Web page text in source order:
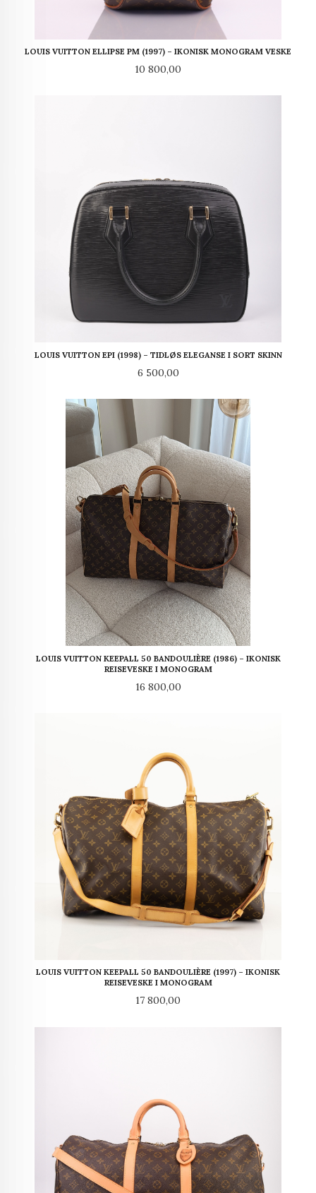
LOUIS VUITTON ELLIPSE PM (1997) – IKONISK MONOGRAM VESKE
Pris
10 800,00
LOUIS VUITTON EPI (1998) – TIDLØS ELEGANSE I SORT SKINN
Pris
6 500,00
LOUIS VUITTON KEEPALL 50 BANDOULIÈRE (1986) – IKONISK
REISEVESKE I MONOGRAM
Pris
16 800,00
LOUIS VUITTON KEEPALL 50 BANDOULIÈRE (1997) – IKONISK
REISEVESKE I MONOGRAM
Pris
17 800,00